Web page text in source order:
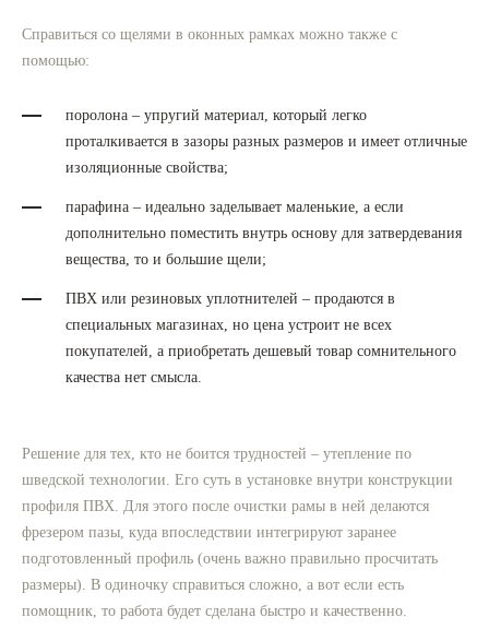
Справиться со щелями в оконных рамках можно также с
помощью:
поролона – упругий материал, который легко
проталкивается в зазоры разных размеров и имеет отличные
изоляционные свойства;
парафина – идеально заделывает маленькие, а если
дополнительно поместить внутрь основу для затвердевания
вещества, то и большие щели;
ПВХ или резиновых уплотнителей – продаются в
специальных магазинах, но цена устроит не всех
покупателей, а приобретать дешевый товар сомнительного
качества нет смысла.
Решение для тех, кто не боится трудностей – утепление по
шведской технологии. Его суть в установке внутри конструкции
профиля ПВХ. Для этого после очистки рамы в ней делаются
фрезером пазы, куда впоследствии интегрируют заранее
подготовленный профиль (очень важно правильно просчитать
размеры). В одиночку справиться сложно, а вот если есть
помощник, то работа будет сделана быстро и качественно.